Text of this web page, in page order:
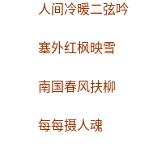
人间冷暖二弦吟
塞外红枫映雪
南国春风扶柳
每每摄人魂